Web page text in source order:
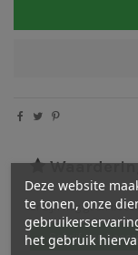
Er zijn nog geen
Schrijf een
Deze website
te tonen, onze
het gebruik